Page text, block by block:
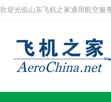
欢迎光临山东飞机之家通用航空服